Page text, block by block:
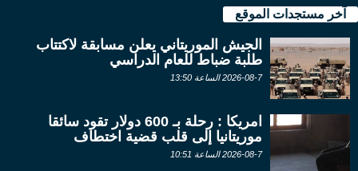
آخر مستجدات الموقع
الجيش الموريتاني يعلن مسابقة لاكتتاب
طلبة ضباط للعام الدراسي
2026-08-7 الساعة 13:50
امريكا : رحلة بـ 600 دولار تقود سائقا
موريتانيا إلى قلب قضية اختطاف
2026-08-7 الساعة 10:51